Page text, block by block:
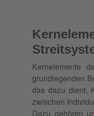
Kernelemente
grundlegenden
das dazu dient,
zwischen
Dazu gehören